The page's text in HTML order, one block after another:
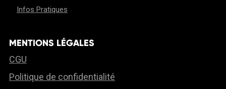
Infos Pratiques
MENTIONS LÉGALES
CGU
Politique de confidentialité